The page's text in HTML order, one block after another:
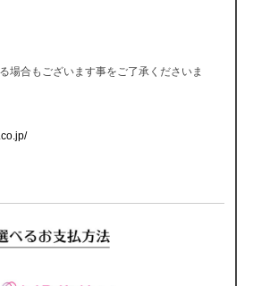
場合もございます事をご了承くださいま